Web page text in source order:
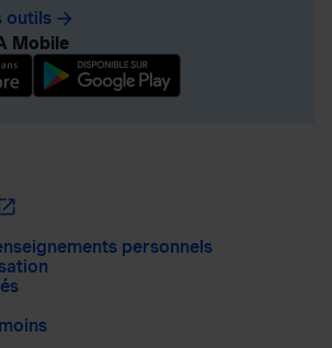
outils arrow_forward
Mobile
personnels